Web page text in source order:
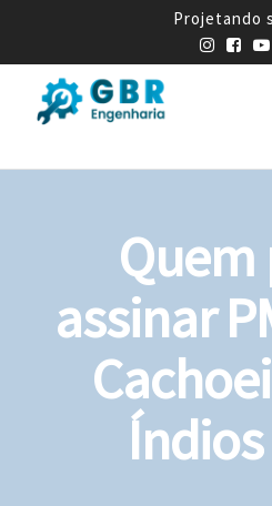
Projetando
Engenharia
Quem
assinar
Índios